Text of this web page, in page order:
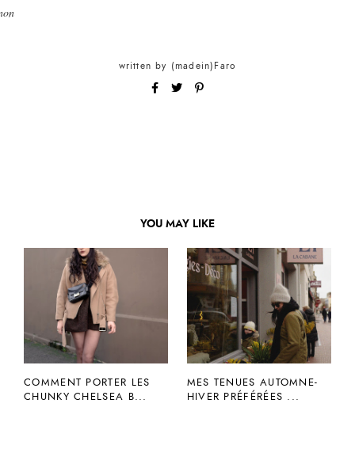
written by (madein)Faro
YOU MAY LIKE
COMMENT PORTER LES
CHUNKY CHELSEA B...
MES TENUES AUTOMNE-
HIVER PRÉFÉRÉES ...